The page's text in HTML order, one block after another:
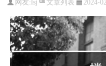
网友:lsj 2024-